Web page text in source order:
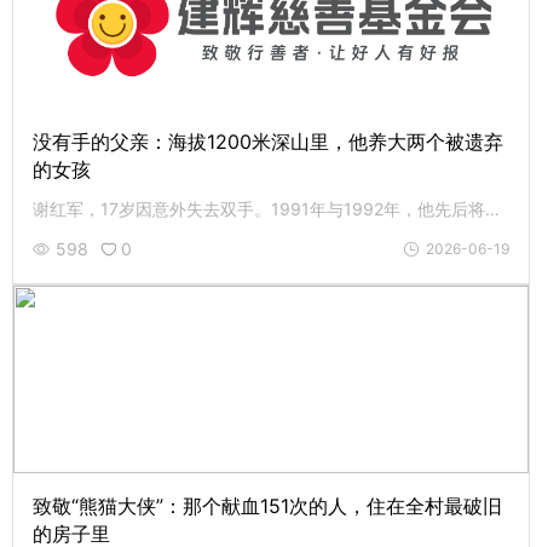
没有手的父亲：海拔1200米深山里，他养大两个被遗弃
的女孩
谢红军，17岁因意外失去双手。1991年与1992年，他先后将两个被遗弃的女婴抚育成人。继承父辈遗训，他孤身坚守无名红军烈士墓，至此已是第三代守墓人。这个父亲节，致敬这位用残臂撑起家的父亲。
598
0 2026-06-19
致敬“熊猫大侠”：那个献血151次的人，住在全村最破旧
的房子里